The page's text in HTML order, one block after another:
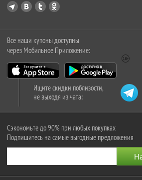
Все наши купоны доступны
через Мобильное Приложение:
Ищите скидки поблизости,
не выходя из чата:
Сэкономьте до 90% при любых покупках
Подпишитесь на самые выгодные предложения